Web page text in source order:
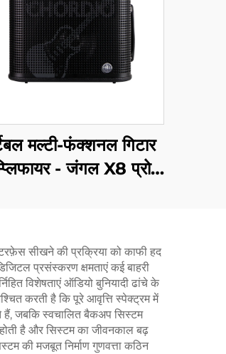
मल्टी-फंक्शनल गिटार
- जंगल X8 प्रो
सीखने की प्रक्रिया को काफी हद
प्रसंस्करण क्षमताएं कई बाहरी
विशेषताएं ऑडियो बुनियादी ढांचे के
करती है कि पूरे आवृत्ति स्पेक्ट्रम में
हैं, जबकि स्वचालित बैकअप सिस्टम
है और सिस्टम का जीवनकाल बढ़
की मजबूत निर्माण गुणवत्ता कठिन